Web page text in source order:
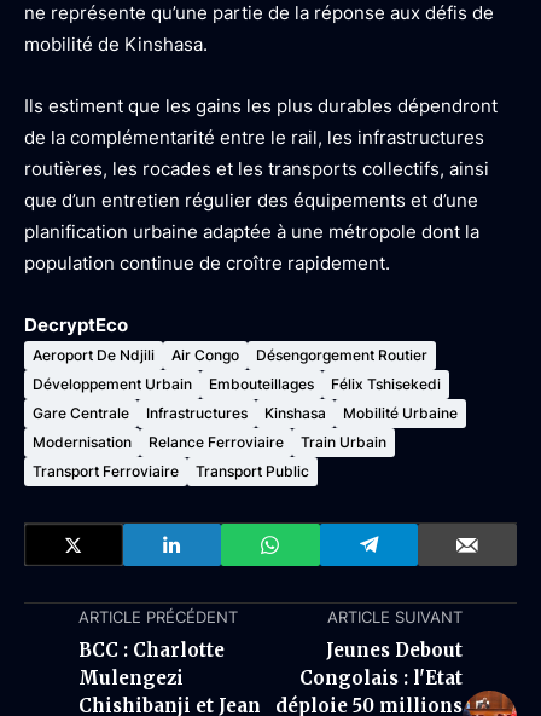
ne représente qu’une partie de la réponse aux défis de
mobilité de Kinshasa.
Ils estiment que les gains les plus durables dépendront
de la complémentarité entre le rail, les infrastructures
routières, les rocades et les transports collectifs, ainsi
que d’un entretien régulier des équipements et d’une
planification urbaine adaptée à une métropole dont la
population continue de croître rapidement.
DecryptEco
Aeroport De Ndjili Air Congo
Désengorgement Routier
Développement Urbain
Embouteillages
Félix Tshisekedi
Gare Centrale
Infrastructures Kinshasa
Mobilité Urbaine
Modernisation
Relance Ferroviaire
Train Urbain
Transport Ferroviaire
Transport Public
ARTICLE PRÉCÉDENT
BCC : Charlotte
Mulengezi
Chishibanji et Jean
ARTICLE SUIVANT
Jeunes Debout
Congolais : l'Etat
déploie 50 millions